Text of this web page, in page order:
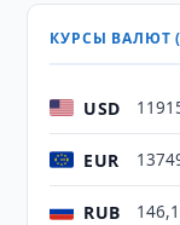
КУРСЫ ВАЛЮТ
USD
EUR
RUB